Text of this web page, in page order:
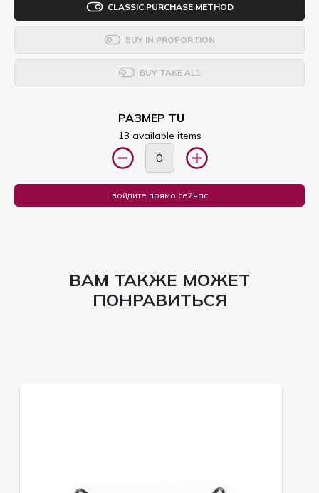
CLASSIC PURCHASE METHOD
BUY IN PROPORTION
BUY TAKE ALL
РАЗМЕР TU
13 available items
войдите прямо сейчас
ВАМ ТАКЖЕ МОЖЕТ
ПОНРАВИТЬСЯ